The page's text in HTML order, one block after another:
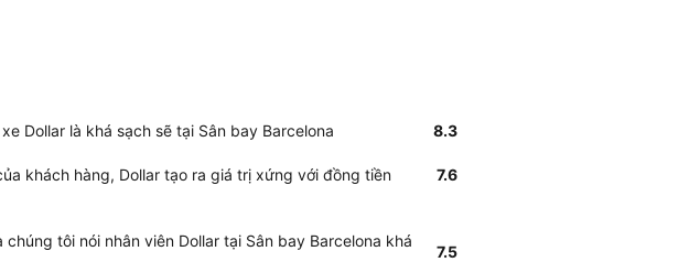
Dollar là khá sạch sẽ tại Sân bay Barcelona 8.3
khách hàng, Dollar tạo ra giá trị xứng với đồng tiền 7.6
chúng tôi nói nhân viên Dollar tại Sân bay Barcelona khá
7.5